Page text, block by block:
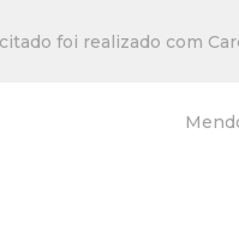
foi realizado com